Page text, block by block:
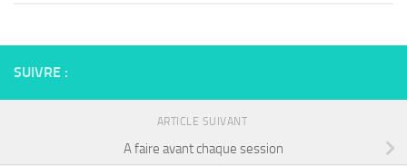
SUIVRE :
ARTICLE SUIVANT
A faire avant chaque session